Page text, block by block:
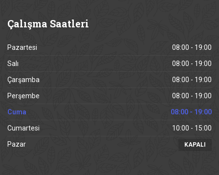
Çalışma Saatleri
Pazartesi 08:00 - 19:00
Salı 08:00 - 19:00
Çarşamba 08:00 - 19:00
Perşembe 08:00 - 19:00
Cuma 08:00 - 19:00
Cumartesi 10:00 - 15:00
Pazar KAPALI